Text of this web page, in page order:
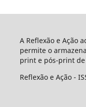
A Reflexão e Ação
permite o
print e pós-print
Reflexão e Ação -